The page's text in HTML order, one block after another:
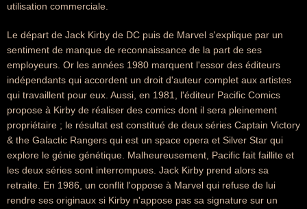
utilisation commerciale.
Le départ de Jack Kirby de DC puis de Marvel s'explique par un
sentiment de manque de reconnaissance de la part de ses
employeurs. Or les années 1980 marquent l'essor des éditeurs
indépendants qui accordent un droit d'auteur complet aux artistes
qui travaillent pour eux. Aussi, en 1981, l'éditeur Pacific Comics
propose à Kirby de réaliser des comics dont il sera pleinement
propriétaire ; le résultat est constitué de deux séries Captain Victory
& the Galactic Rangers qui est un space opera et Silver Star qui
explore le génie génétique. Malheureusement, Pacific fait faillite et
les deux séries sont interrompues. Jack Kirby prend alors sa
retraite. En 1986, un conflit l'oppose à Marvel qui refuse de lui
rendre ses originaux si Kirby n'appose pas sa signature sur un